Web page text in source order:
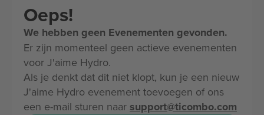
Oeps!
We hebben geen Evenementen gevonden.
Er zijn momenteel geen actieve evenementen
voor J'aime Hydro.
Als je denkt dat dit niet klopt, kun je een nieuw
J'aime Hydro evenement toevoegen of ons
een e-mail sturen naar support@ticombo.com